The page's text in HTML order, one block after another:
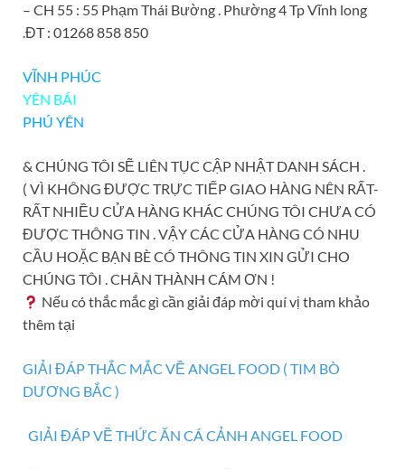
– CH 55 : 55 Phạm Thái Bường . Phường 4 Tp Vĩnh long
.ĐT : 01268 858 850
VĨNH PHÚC
YÊN BÁI
PHÚ YÊN
& CHÚNG TÔI SẼ LIÊN TỤC CẬP NHẬT DANH SÁCH .
( VÌ KHÔNG ĐƯỢC TRỰC TIẾP GIAO HÀNG NÊN RẤT-
RẤT NHIỀU CỬA HÀNG KHÁC CHÚNG TÔI CHƯA CÓ
ĐƯỢC THÔNG TIN . VẬY CÁC CỬA HÀNG CÓ NHU
CẦU HOẶC BẠN BÈ CÓ THÔNG TIN XIN GỬI CHO
CHÚNG TÔI . CHÂN THÀNH CÁM ƠN !
Nếu có thắc mắc gì cần giải đáp mời quí vị tham khảo
thêm tại
GIẢI ĐÁP THẮC MẮC VỀ ANGEL FOOD ( TIM BÒ
DƯƠNG BẮC )
GIẢI ĐÁP VỀ THỨC ĂN CÁ CẢNH ANGEL FOOD